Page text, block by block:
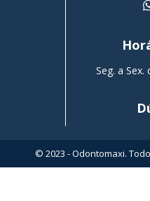
Seg. a
© 2023 - Odontomaxi.